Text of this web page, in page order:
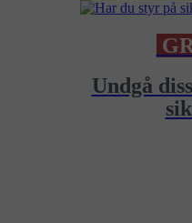
Undgå